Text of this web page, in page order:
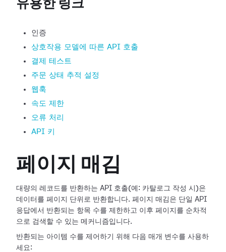
유용한 링크
인증
상호작용 모델에 따른 API 호출
결제 테스트
주문 상태 추적 설정
웹훅
속도 제한
오류 처리
API 키
페이지 매김
대량의 레코드를 반환하는 API 호출(예: 카탈로그 작성 시)은
데이터를 페이지 단위로 반환합니다. 페이지 매김은 단일 API
응답에서 반환되는 항목 수를 제한하고 이후 페이지를 순차적
으로 검색할 수 있는 메커니즘입니다.
반환되는 아이템 수를 제어하기 위해 다음 매개 변수를 사용하
세요: